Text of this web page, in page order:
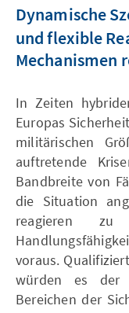
Dynamische
und flexible
Mechanismen
In Zeiten
Europas
militärischen
auftretende
Bandbreite von
die Situation
reagieren
voraus.
würden es der
Bereichen der